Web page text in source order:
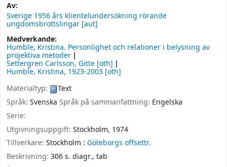
Av:
Sverige 1956 års klientelundersökning rörande
ungdomsbrottslingar [aut]
Medverkande:
Humble, Kristina. Personlighet och relationer i belysning av
projektiva metoder
Settergren Carlsson, Gitte [oth]
Humble, Kristina, 1923-2003 [oth]
Materialtyp:
Text
Språk: Svenska Språk på sammanfattning: Engelska
Serie:
Utgivningsuppgift: Stockholm, 1974
Tillverkare: Stockholm : Göteborgs offsettr.
Beskrivning: 306 s. diagr., tab